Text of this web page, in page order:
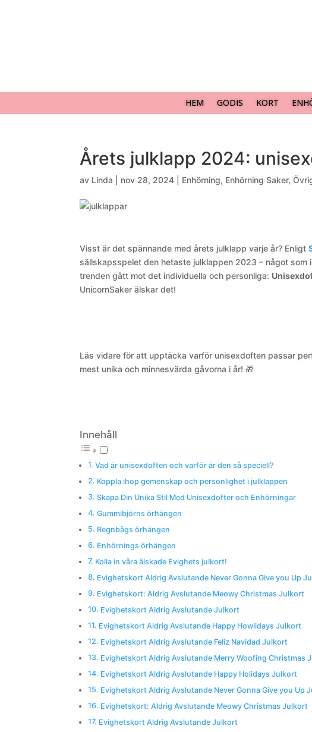
HEM GODIS KORT
Årets julklapp 2024:
av Linda nov 28, 2024 Enhörning, Enhörning Saker,
Visst är det spännande med årets julklapp varje år? Enligt
sällskapsspelet den hetaste julklappen 2023 – något
trenden gått mot det individuella och personliga:
UnicornSaker älskar det!
Läs vidare för att upptäcka varför unisexdoften passar
mest unika och minnesvärda gåvorna i år! 🎁
Innehåll
Vad är unisexdoften och varför är den så speciell?
Koppla ihop gemenskap och personlighet i julklappen
Skapa Din Unika Stil Med Unisexdofter och Enhörningar
Gummibjörns örhängen
Regnbågs örhängen
Enhörnings örhängen
Kolla in våra älskade Evighets julkort!
Evighetskort Aldrig Avslutande Never Gonna Give you Up
Evighetskort: Aldrig Avslutande Meowy Christmas Julkort
Evighetskort Aldrig Avslutande Julkort
Evighetskort Aldrig Avslutande Happy Howlidays Julkort
Evighetskort Aldrig Avslutande Feliz Navidad Julkort
Evighetskort Aldrig Avslutande Merry Woofing Christmas
Evighetskort Aldrig Avslutande Happy Holidays Julkort
Evighetskort Aldrig Avslutande Never Gonna Give you Up
Evighetskort: Aldrig Avslutande Meowy Christmas Julkort
Evighetskort Aldrig Avslutande Julkort